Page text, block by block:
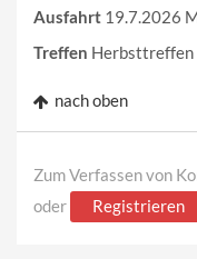
Ausfahrt 19.7.2026
Treffen Herbsttreffen
nach oben
Zum Verfassen von
oder
Registrieren